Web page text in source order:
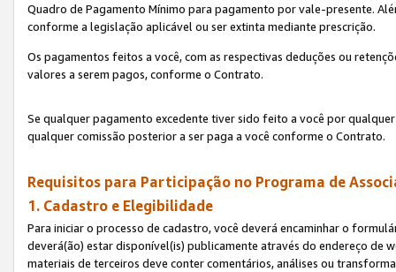
Quadro de Pagamento Mínimo para pagamento por vale-presente.
conforme a legislação aplicável ou ser extinta mediante prescrição.
Os pagamentos feitos a você, com as respectivas deduções ou
valores a serem pagos, conforme o Contrato.
Se qualquer pagamento excedente tiver sido feito a você por
qualquer comissão posterior a ser paga a você conforme o Contrato.
Requisitos para Participação no Programa de
1. Cadastro e Elegibilidade
Para iniciar o processo de cadastro, você deverá encaminhar o
deverá(ão) estar disponível(is) publicamente através do endereço
materiais de terceiros deve conter comentários, análises ou